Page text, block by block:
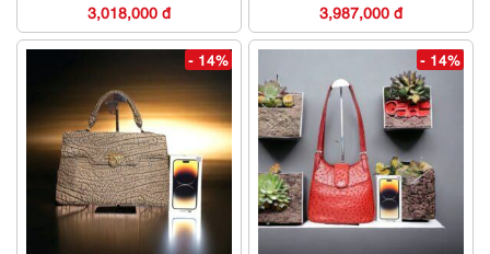
3,018,000 đ 3,987,000 đ
- 14% - 14%